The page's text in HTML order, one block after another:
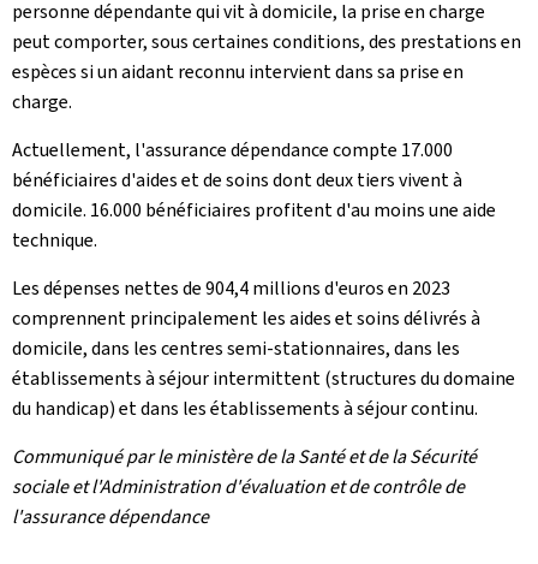
personne dépendante qui vit à domicile, la prise en charge
peut comporter, sous certaines conditions, des prestations en
espèces si un aidant reconnu intervient dans sa prise en
charge.
Actuellement, l'assurance dépendance compte 17.000
bénéficiaires d'aides et de soins dont deux tiers vivent à
domicile. 16.000 bénéficiaires profitent d'au moins une aide
technique.
Les dépenses nettes de 904,4 millions d'euros en 2023
comprennent principalement les aides et soins délivrés à
domicile, dans les centres semi-stationnaires, dans les
établissements à séjour intermittent (structures du domaine
du handicap) et dans les établissements à séjour continu.
Communiqué par le ministère de la Santé et de la Sécurité
sociale et l'Administration d'évaluation et de contrôle de
l'assurance dépendance